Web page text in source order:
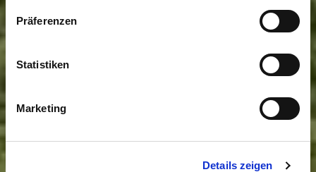
Präferenzen
Statistiken
Marketing
Details zeigen